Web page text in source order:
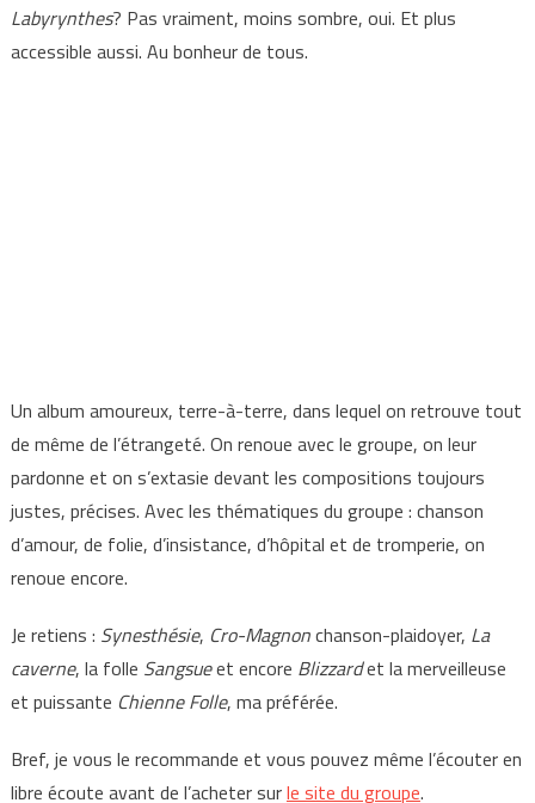
Labyrynthes? Pas vraiment, moins sombre, oui. Et plus
accessible aussi. Au bonheur de tous.
Un album amoureux, terre-à-terre, dans lequel on retrouve tout
de même de l’étrangeté. On renoue avec le groupe, on leur
pardonne et on s’extasie devant les compositions toujours
justes, précises. Avec les thématiques du groupe : chanson
d’amour, de folie, d’insistance, d’hôpital et de tromperie, on
renoue encore.
Je retiens : Synesthésie, Cro-Magnonchanson-plaidoyer, La
caverne, la folle Sangsueet encore Blizzardet la merveilleuse
et puissante Chienne Folle, ma préférée.
Bref, je vous le recommande et vous pouvez même l’écouter en
libre écoute avant de l’acheter surle site du groupe.